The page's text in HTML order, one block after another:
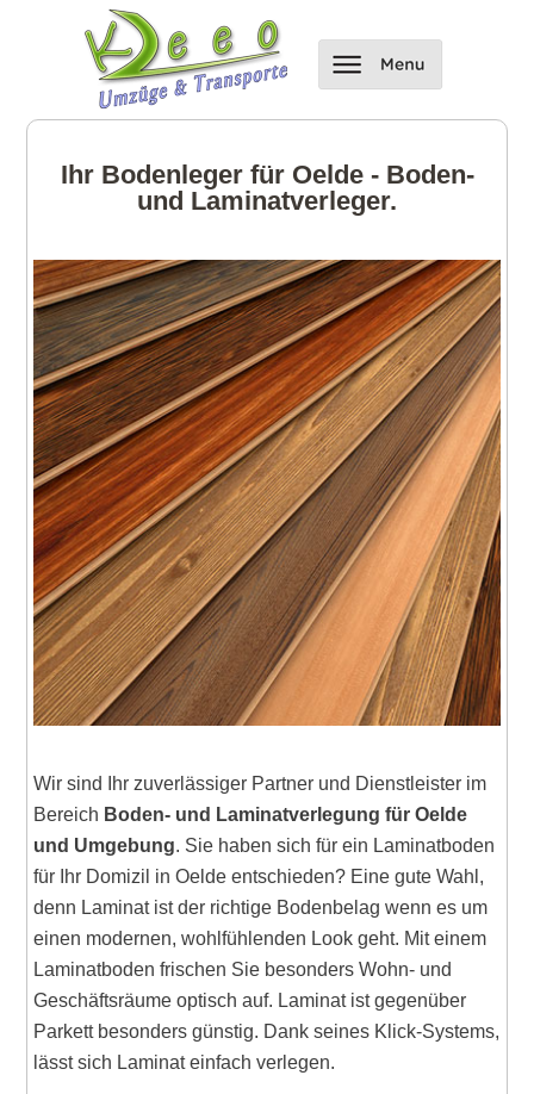
Ihr Bodenleger für Oelde - Boden-
und Laminatverleger.
Wir sind Ihr zuverlässiger Partner und Dienstleister im
Bereich Boden- und Laminatverlegung für Oelde
und Umgebung. Sie haben sich für ein Laminatboden
für Ihr Domizil in Oelde entschieden? Eine gute Wahl,
denn Laminat ist der richtige Bodenbelag wenn es um
einen modernen, wohlfühlenden Look geht. Mit einem
Laminatboden frischen Sie besonders Wohn- und
Geschäftsräume optisch auf. Laminat ist gegenüber
Parkett besonders günstig. Dank seines Klick-Systems,
lässt sich Laminat einfach verlegen.